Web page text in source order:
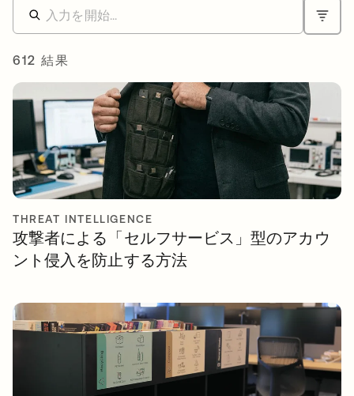
612 結果
THREAT INTELLIGENCE
攻撃者による「セルフサービス」型のアカウ
ント侵入を防止する方法